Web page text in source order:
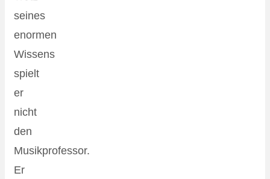
seines
enormen
Wissens
spielt
er
nicht
den
Musikprofessor.
Er